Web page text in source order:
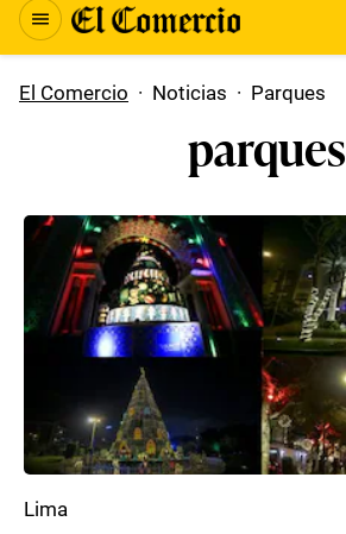
El Comercio · Noticias · Parques
parques
Lima